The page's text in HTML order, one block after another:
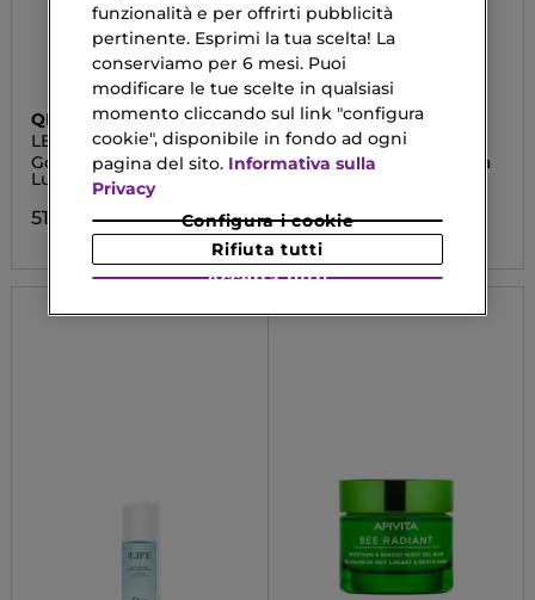
QIRINESS
LE WRAP EXFOLYS AU
RIZ
Gommage Peeling
Luminosità
51,00 €
7DAYS
DETOX SKIN
Maschera Viso all'Argilla
13,99 €
funzionalità e per offrirti pubblicità
pertinente. Esprimi la tua scelta! La
conserviamo per 6 mesi. Puoi
modificare le tue scelte in qualsiasi
momento cliccando sul link "configura
cookie", disponibile in fondo ad ogni
pagina del sito. Informativa sulla
Privacy
Configura i cookie
Rifiuta tutti
Accetta tutti